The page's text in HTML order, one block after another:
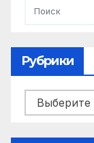
Рубрики
Рубрики